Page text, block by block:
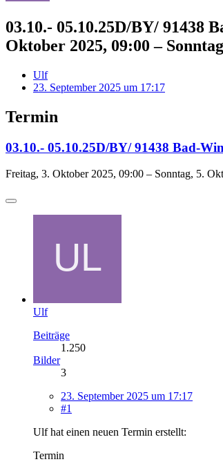
03.10.- 05.10.25D/BY/ 91438
Oktober 2025, 09:00 –
Ulf
23. September 2025 um 17:17
Termin
03.10.- 05.10.25D/BY/ 91438 Bad-
Freitag, 3. Oktober 2025, 09:00 – Sonntag, 5.
Ulf
Beiträge
1.250
Bilder
3
23. September 2025 um 17:17
#1
Ulf hat einen neuen Termin erstellt:
Termin